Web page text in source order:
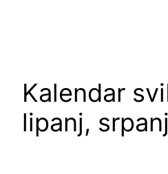
Kalendar
lipanj,